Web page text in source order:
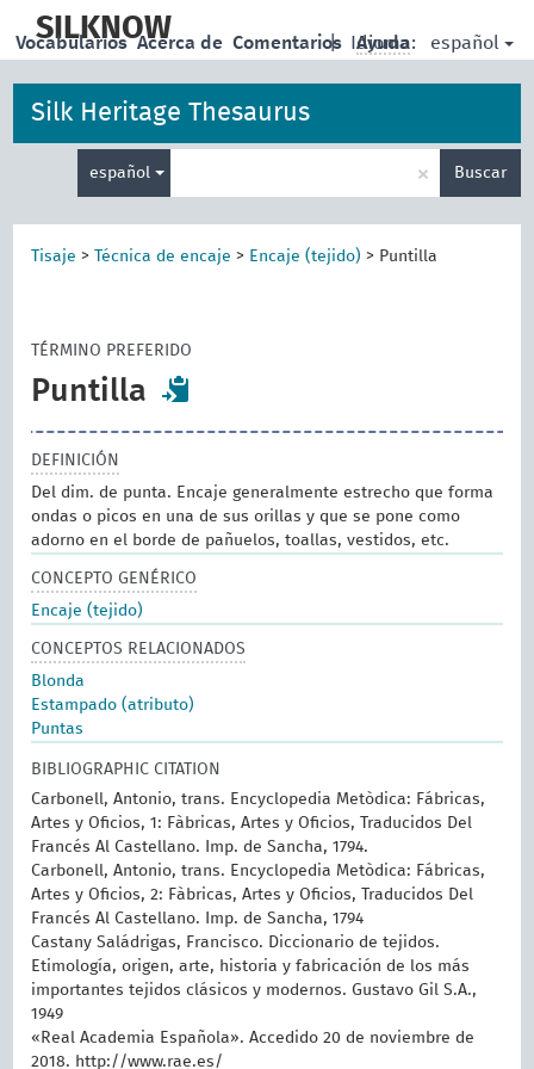
main
SILKNOW | Idioma: español
Vocabularios Acerca de Comentarios Ayuda
Silk Heritage Thesaurus
español × Buscar
Tisaje > Técnica de encaje > Encaje (tejido) > Puntilla
TÉRMINO PREFERIDO
Puntilla
DEFINICIÓN
Del dim. de punta. Encaje generalmente estrecho que forma
ondas o picos en una de sus orillas y que se pone como
adorno en el borde de pañuelos, toallas, vestidos, etc.
CONCEPTO GENÉRICO
Encaje (tejido)
CONCEPTOS RELACIONADOS
Blonda
Estampado (atributo)
Puntas
BIBLIOGRAPHIC CITATION
Carbonell, Antonio, trans. Encyclopedia Metòdica: Fábricas,
Artes y Oficios, 1: Fàbricas, Artes y Oficios, Traducidos Del
Francés Al Castellano. Imp. de Sancha, 1794.
Carbonell, Antonio, trans. Encyclopedia Metòdica: Fábricas,
Artes y Oficios, 2: Fàbricas, Artes y Oficios, Traducidos Del
Francés Al Castellano. Imp. de Sancha, 1794
Castany Saládrigas, Francisco. Diccionario de tejidos.
Etimología, origen, arte, historia y fabricación de los más
importantes tejidos clásicos y modernos. Gustavo Gil S.A.,
1949
«Real Academia Española». Accedido 20 de noviembre de
2018. http://www.rae.es/